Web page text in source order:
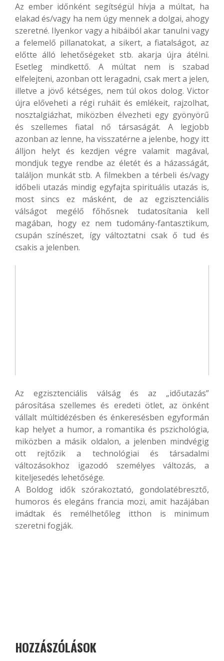
Az ember időnként segítségül hívja a múltat, ha
elakad és/vagy ha nem úgy mennek a dolgai, ahogy
szeretné. Ilyenkor vagy a hibáiból akar tanulni vagy
a felemelő pillanatokat, a sikert, a fiatalságot, az
előtte álló lehetőségeket stb. akarja újra átélni.
Esetleg mindkettő. A múltat nem is szabad
elfelejteni, azonban ott leragadni, csak mert a jelen,
illetve a jövő kétséges, nem túl okos dolog. Victor
újra előveheti a régi ruháit és emlékeit, rajzolhat,
nosztalgiázhat, miközben élvezheti egy gyönyörű
és szellemes fiatal nő társaságát. A legjobb
azonban az lenne, ha visszatérne a jelenbe, hogy itt
álljon helyt és kezdjen végre valamit magával,
mondjuk tegye rendbe az életét és a házasságát,
találjon munkát stb. A filmekben a térbeli és/vagy
időbeli utazás mindig egyfajta spirituális utazás is,
most sincs ez másként, de az egzisztenciális
válságot megélő főhősnek tudatosítania kell
magában, hogy ez nem tudomány-fantasztikum,
csupán színészet, így változtatni csak ő tud és
csakis a jelenben.
Az egzisztenciális válság és az „időutazás”
párosítása szellemes és eredeti ötlet, az önként
vállalt múltidézésben és énkeresésben egyformán
kap helyet a humor, a romantika és pszichológia,
miközben a másik oldalon, a jelenben mindvégig
ott rejtőzik a technológiai és társadalmi
változásokhoz igazodó személyes változás, a
kiteljesedés lehetősége.
A Boldog idők szórakoztató, gondolatébresztő,
humoros és elegáns francia mozi, amit hazájában
imádtak és remélhetőleg itthon is minimum
szeretni fogják.
HOZZÁSZÓLÁSOK